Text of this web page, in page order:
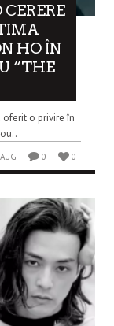
HO ÎN
“THE
oferit o privire în
0 0